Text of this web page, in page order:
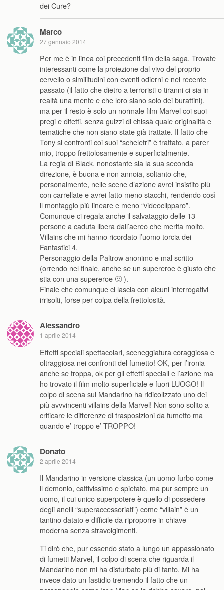
dei Cure?
Marco
27 gennaio 2014
Per me è in linea coi precedenti film della saga. Trovate
interessanti come la proiezione dal vivo del proprio
cervello o similitudini con eventi odierni e nel recente
passato (il fatto che dietro a terroristi o tiranni ci sia in
realtà una mente e che loro siano solo dei burattini),
ma per il resto è solo un normale film Marvel coi suoi
pregi e difetti, senza guizzi di chissà quale originalità e
tematiche che non siano state già trattate. Il fatto che
Tony si confronti coi suoi “scheletri” è trattato, a parer
mio, troppo frettolosamente e superficialmente.
La regia di Black, nonostante sia la sua seconda
direzione, è buona e non annoia, soltanto che,
personalmente, nelle scene d’azione avrei insistito più
con carrellate e avrei fatto meno stacchi, rendendo così
il montaggio più lineare e meno “videoclipparo”.
Comunque ci regala anche il salvataggio delle 13
persone a caduta libera dall’aereo che merita molto.
Villains che mi hanno ricordato l’uomo torcia dei
Fantastici 4.
Personaggio della Paltrow anonimo e mal scritto
(orrendo nel finale, anche se un supereroe è giusto che
stia con una supereroe 🙂 ).
Finale che comunque ci lascia con alcuni interrogativi
irrisolti, forse per colpa della frettolosità.
Alessandro
1 aprile 2014
Effetti speciali spettacolari, sceneggiatura coraggiosa e
oltraggiosa nei confronti del fumetto! OK, per l’ironia
anche se troppa, ok per gli effetti speciali e l’azione ma
ho trovato il film molto superficiale e fuori LUOGO! Il
colpo di scena sul Mandarino ha ridicolizzato uno dei
più avvvincenti villains della Marvel! Non sono solito a
criticare le differenze di trasposizioni da fumetto ma
quando e’ troppo e’ TROPPO!
Donato
2 aprile 2014
Il Mandarino in versione classica (un uomo furbo come
il demonio, cattivissimo e spietato, ma pur sempre un
uomo, il cui unico superpotere è quello di possedere
degli anelli “superaccessoriati”) come “villain” è un
tantino datato e difficile da riproporre in chiave
moderna senza stravolgimenti.
Ti dirò che, pur essendo stato a lungo un appassionato
di fumetti Marvel, il colpo di scena che riguarda il
Mandarino non mi ha disturbato più di tanto. Mi ha
invece dato un fastidio tremendo il fatto che un